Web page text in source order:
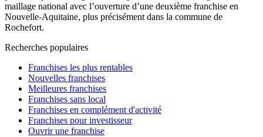
maillage national avec l’ouverture d’une deuxième franchise en
Nouvelle-Aquitaine, plus précisément dans la commune de
Rochefort.
Recherches populaires
Franchises les plus rentables
Nouvelles franchises
Meilleures franchises
Franchises sans local
Franchises en complément d'activité
Franchises pour investisseur
Ouvrir une franchise